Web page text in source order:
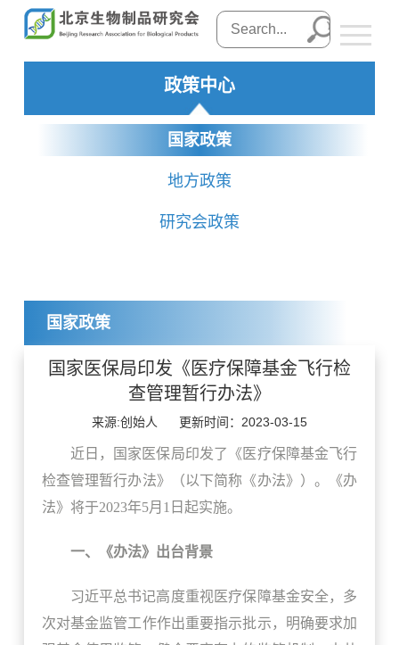
政策中心
国家政策
地方政策
研究会政策
国家政策
国家医保局印发《医疗保障基金飞行检
查管理暂行办法》
来源:创始人 更新时间：2023-03-15
近日，国家医保局印发了《医疗保障基金飞行
检查管理暂行办法》（以下简称《办法》）。《办
法》将于2023年5月1日起实施。
一、《办法》出台背景
习近平总书记高度重视医疗保障基金安全，多
次对基金监管工作作出重要指示批示，明确要求加